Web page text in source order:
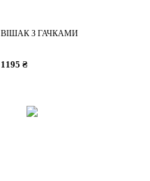
ВІШАК З ГАЧКАМИ
1195 ₴